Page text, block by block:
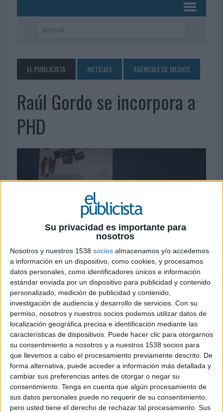
Su privacidad es importante para
nosotros
Nosotros y nuestros 1538 socios almacenamos y/o accedemos
a información en un dispositivo, como cookies, y procesamos
datos personales, como identificadores únicos e información
estándar enviada por un dispositivo para publicidad y contenido
personalizado, medición de publicidad y contenido,
investigación de audiencia y desarrollo de servicios. Con su
permiso, nosotros y nuestros socios podemos utilizar datos de
localización geográfica precisa e identificación mediante las
características de dispositivos. Puede hacer clic para otorgarnos
su consentimiento a nosotros y a nuestros 1538 socios para
que llevemos a cabo el procesamiento previamente descrito. De
forma alternativa, puede acceder a información más detallada y
cambiar sus preferencias antes de otorgar o negar su
consentimiento. Tenga en cuenta que algún procesamiento de
sus datos personales puede no requerir de su consentimiento,
pero usted tiene el derecho de rechazar tal procesamiento. Sus
EL PUBLICISTA NOTICIAS AGENCIAS DE MEDIOS
Raúl Gordo se incorpora a
PHD
7 DE OCTUBRE DE 2010
Trabajará en calidad de strategic research senior
manager.
La agencia de medios PHD ha incorporado a Raúl Gordo como strategic research
senior manager para reforzar las estrategias de investigación de los clientes de la
compañía. Este profesional ha desarrollado su última etapa laboral en Ipsos
(instituto de investigación de mercados), donde realizaba tareas de
responsabilidad en las áreas de investigación y análisis de mercados para estudios
publicitarios. A ello hay que sumar una amplia experiencia en el mundo de la